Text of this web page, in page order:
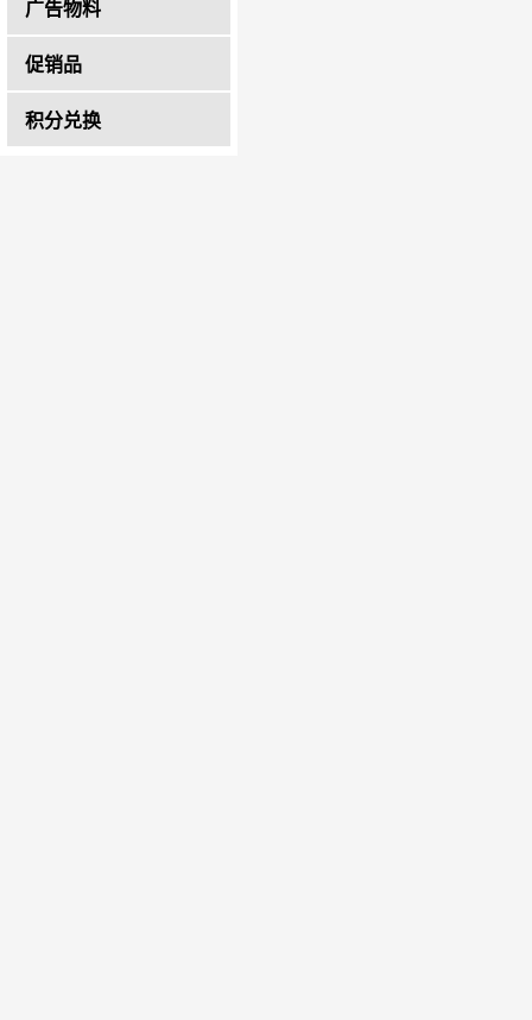
广告物料
促销品
积分兑换